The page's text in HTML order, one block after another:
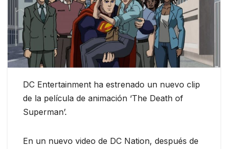
DC Entertainment ha estrenado un nuevo clip
de la película de animación ‘The Death of
Superman’.
En un nuevo video de DC Nation, después de